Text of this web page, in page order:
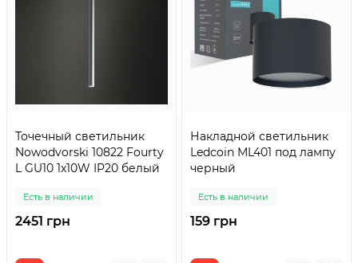
Точечный светильник
Nowodvorski 10822 Fourty
L GU10 1x10W IP20 белый
Есть в наличии
2451 грн
Накладной светильник
Ledcoin ML401 под лампу
черный
Есть в наличии
159 грн